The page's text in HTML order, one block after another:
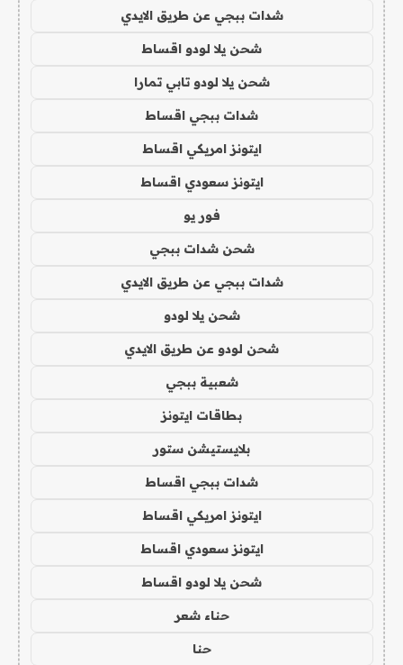
شدات ببجي عن طريق الايدي
شحن يلا لودو اقساط
شحن يلا لودو تابي تمارا
شدات ببجي اقساط
ايتونز امريكي اقساط
ايتونز سعودي اقساط
فور يو
شحن شدات ببجي
شدات ببجي عن طريق الايدي
شحن يلا لودو
شحن لودو عن طريق الايدي
شعبية ببجي
بطاقات ايتونز
بلايستيشن ستور
شدات ببجي اقساط
ايتونز امريكي اقساط
ايتونز سعودي اقساط
شحن يلا لودو اقساط
حناء شعر
حنا